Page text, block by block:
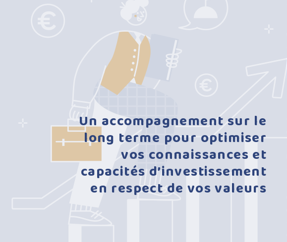
Unaccompagnement sur le
long terme pour optimiser
vos connaissances et
capacitésd’investissement
en respect de vosvaleurs